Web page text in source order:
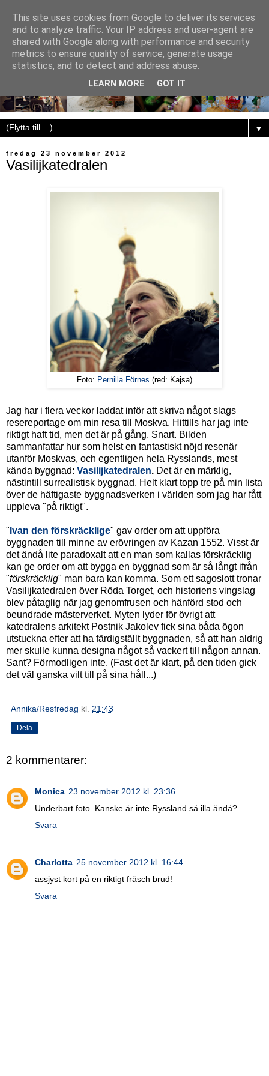
▼
fredag 23 november 2012
Vasilijkatedralen
Foto: Pernilla Förnes (red: Kajsa)
Jag har i flera veckor laddat inför att skriva något slags
resereportage om min resa till Moskva. Hittills har jag inte
riktigt haft tid, men det är på gång. Snart. Bilden
sammanfattar hur som helst en fantastiskt nöjd resenär
utanför Moskvas, och egentligen hela Rysslands, mest
kända byggnad: Vasilijkatedralen. Det är en märklig,
nästintill surrealistisk byggnad. Helt klart topp tre på min lista
över de häftigaste byggnadsverken i världen som jag har fått
uppleva "på riktigt".
" Ivan den förskräcklige" gav order om att uppföra
byggnaden till minne av erövringen av Kazan 1552. Visst är
det ändå lite paradoxalt att en man som kallas förskräcklig
kan ge order om att bygga en byggnad som är så långt ifrån
"förskräcklig" man bara kan komma. Som ett sagoslott tronar
Vasilijkatedralen över Röda Torget, och historiens vingslag
blev påtaglig när jag genomfrusen och hänförd stod och
beundrade mästerverket. Myten lyder för övrigt att
katedralens arkitekt Postnik Jakolev fick sina båda ögon
utstuckna efter att ha färdigställt byggnaden, så att han aldrig
mer skulle kunna designa något så vackert till någon annan.
Sant? Förmodligen inte. (Fast det är klart, på den tiden gick
det väl ganska vilt till på sina håll...)
Annika/Resfredag kl. 21:43
Dela
2 kommentarer:
Monica 23 november 2012 kl. 23:36
Underbart foto. Kanske är inte Ryssland så illa ändå?
Svara
Charlotta 25 november 2012 kl. 16:44
assjyst kort på en riktigt fräsch brud!
Svara
This site uses cookies from Google to deliver its services
and to analyze traffic. Your IP address and user-agent are
shared with Google along with performance and security
metrics to ensure quality of service, generate usage
statistics, and to detect and address abuse.
LEARN MORE GOT IT